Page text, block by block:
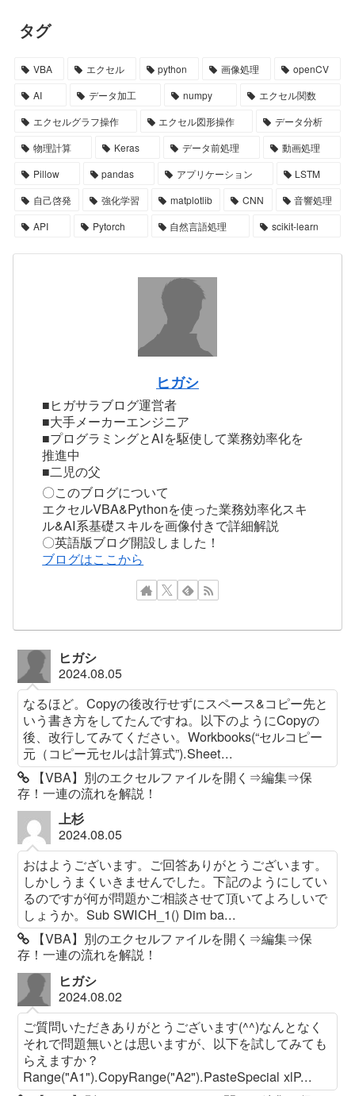
タグ
VBA エクセル python 画像処理
openCV
AI
データ加工 numpy
エクセル関数
エクセルグラフ操作
エクセル図形操作
データ分析
物理計算
Keras データ前処理
動画処理
Pillow
pandas アプリケーション
LSTM
自己啓発
強化学習 matplotlib CNN
音響処理
API
Pytorch 自然言語処理 scikit-learn
ヒガシ
■ヒガサラブログ運営者
■大手メーカーエンジニア
■プログラミングとAIを駆使して業務効率化を
推進中
■二児の父
〇このブログについて
エクセルVBA&Pythonを使った業務効率化スキ
ル&AI系基礎スキルを画像付きで詳細解説
〇英語版ブログ開設しました！
ブログはここから
ヒガシ
2024.08.05
なるほど。Copyの後改行せずにスペース&コピー先と
いう書き方をしてたんですね。以下のようにCopyの
後、改行してみてください。Workbooks(“セルコピー
元（コピー元セルは計算式”).Sheet...
【VBA】別のエクセルファイルを開く⇒編集⇒保
存！一連の流れを解説！
上杉
2024.08.05
おはようございます。ご回答ありがとうございます。
しかしうまくいきませんでした。下記のようにしてい
るのですが何が問題かご相談させて頂いてよろしいで
しょうか。Sub SWICH_1() Dim ba...
【VBA】別のエクセルファイルを開く⇒編集⇒保
存！一連の流れを解説！
ヒガシ
2024.08.02
ご質問いただきありがとうございます(^^)なんとなく
それで問題無いとは思いますが、以下を試してみても
らえますか？
Range("A1").CopyRange("A2").PasteSpecial xlP...